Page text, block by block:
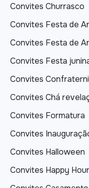
Convites Churrasco
Convites Festa de
Convites Festa de
Convites Festa
Convites
Convites Chá
Convites Formatura
Convites
Convites Halloween
Convites Happy Hour